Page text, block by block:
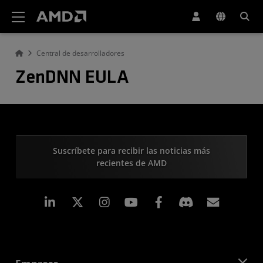
Central de desarrolladores
ZenDNN EULA
Suscríbete para recibir las noticias más
recientes de AMD
LinkedIn Instagram Facebook